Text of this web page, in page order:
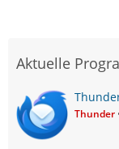
Aktuelle
Thunder